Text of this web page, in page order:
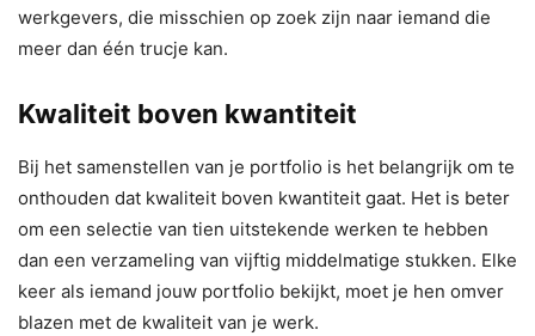
werkgevers, die misschien op zoek zijn naar iemand die
meer dan één trucje kan.
Kwaliteit boven kwantiteit
Bij het samenstellen van je portfolio is het belangrijk om te
onthouden dat kwaliteit boven kwantiteit gaat. Het is beter
om een selectie van tien uitstekende werken te hebben
dan een verzameling van vijftig middelmatige stukken. Elke
keer als iemand jouw portfolio bekijkt, moet je hen omver
blazen met de kwaliteit van je werk.